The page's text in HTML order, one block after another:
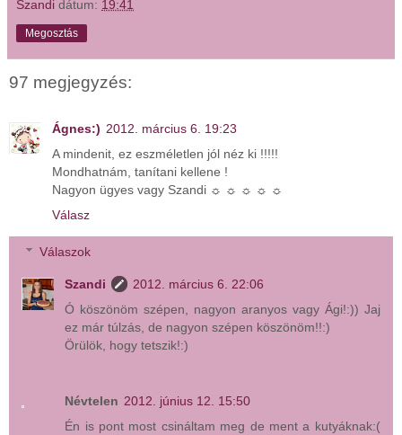
Szandi dátum: 19:41
Megosztás
97 megjegyzés:
Ágnes:) 2012. március 6. 19:23
A mindenit, ez eszméletlen jól néz ki !!!!!
Mondhatnám, tanítani kellene !
Nagyon ügyes vagy Szandi ☼ ☼ ☼ ☼ ☼
Válasz
Válaszok
Szandi
2012. március 6. 22:06
Ó köszönöm szépen, nagyon aranyos vagy Ági!:)) Jaj
ez már túlzás, de nagyon szépen köszönöm!!:)
Örülök, hogy tetszik!:)
Névtelen 2012. június 12. 15:50
Én is pont most csináltam meg de ment a kutyáknak:(